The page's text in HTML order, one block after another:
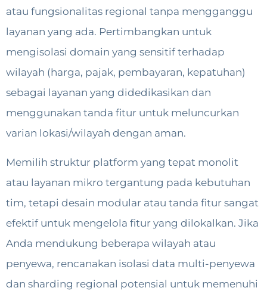
atau fungsionalitas regional tanpa mengganggu
layanan yang ada. Pertimbangkan untuk
mengisolasi domain yang sensitif terhadap
wilayah (harga, pajak, pembayaran, kepatuhan)
sebagai layanan yang didedikasikan dan
menggunakan tanda fitur untuk meluncurkan
varian lokasi/wilayah dengan aman.
Memilih struktur platform yang tepat monolit
atau layanan mikro tergantung pada kebutuhan
tim, tetapi desain modular atau tanda fitur sangat
efektif untuk mengelola fitur yang dilokalkan. Jika
Anda mendukung beberapa wilayah atau
penyewa, rencanakan isolasi data multi-penyewa
dan sharding regional potensial untuk memenuhi